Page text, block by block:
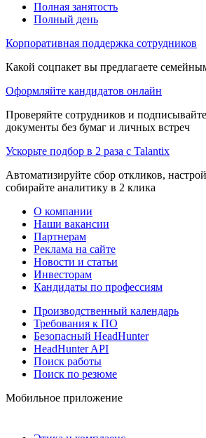
Полная занятость
Полный день
Корпоративная поддержка сотрудников
Какой соцпакет вы предлагаете
Оформляйте кандидатов онлайн
Проверяйте сотрудников и
документы без бумаг и личных встреч
Ускорьте подбор в 2 раза с Talantix
Автоматизируйте сбор откликов,
собирайте аналитику в 2 клика
О компании
Наши вакансии
Партнерам
Реклама на сайте
Новости и статьи
Инвесторам
Кандидаты по профессиям
Производственный календарь
Требования к ПО
Безопасный HeadHunter
HeadHunter API
Поиск работы
Поиск по резюме
Мобильное приложение